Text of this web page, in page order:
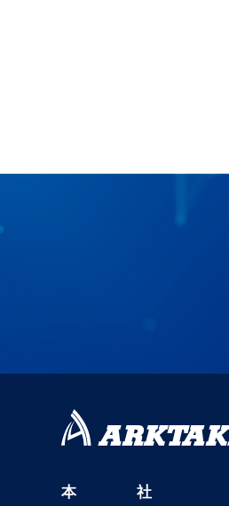
本 社